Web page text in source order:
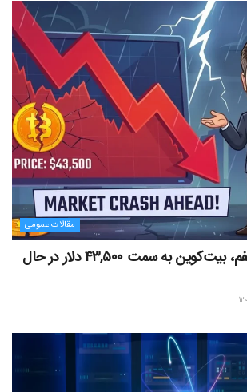
مقالات عمومی
مایکل ترپین: متاسفم، بیت‌کوین به سمت ۴۳,۵۰۰ دلار در حال